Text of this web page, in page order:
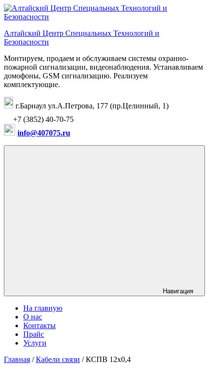
Перейти
к
Алтайский Центр Специальных Технологий и
Безопасности
Монтируем, продаем и обслуживаем системы охранно-
пожарной сигнализации, видеонаблюдения. Устанавливаем
домофоны, GSM сигнализацию. Реализуем
комплектующие.
г.Барнаул ул.А.Петрова, 177 (пр.Целинный, 1)
+7 (3852) 40-70-75
info@407075.ru
Навигация
На главную
О нас
Контакты
Прайс
Услуги
Главная /Кабели связи / КСПВ 12х0,4